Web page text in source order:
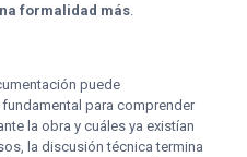
formalidad más.
puede
para comprender
la obra y cuáles ya existían
la discusión técnica termina